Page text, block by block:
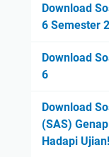
Download
6 Semester 2
Download
6
Download
(SAS)
Hadapi Ujian!